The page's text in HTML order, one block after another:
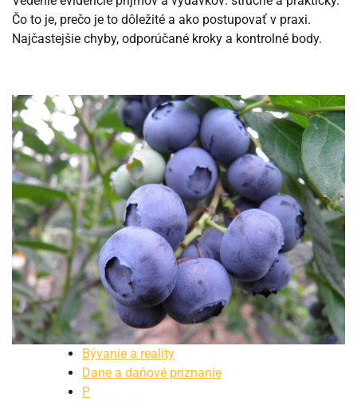
Čo to je, prečo je to dôležité a ako postupovať v praxi.
Najčastejšie chyby, odporúčané kroky a kontrolné body.
Bývanie a reality
Dane a daňové priznanie
P